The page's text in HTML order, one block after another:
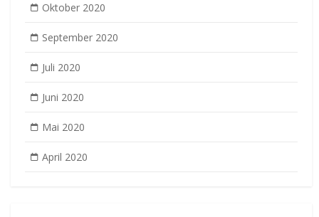
Oktober 2020
September 2020
Juli 2020
Juni 2020
Mai 2020
April 2020